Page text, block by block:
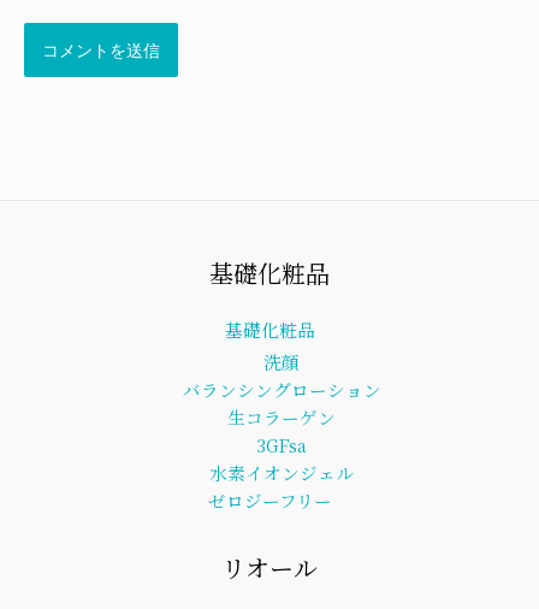
基礎化粧品
基礎化粧品
洗顔
バランシングローション
生コラーゲン
3GFsa
水素イオンジェル
ゼロジーフリー
リオール